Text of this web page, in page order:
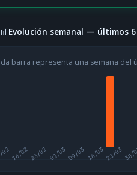
📊Evolución semanal — últimos 6
barra representa una semana del
16/0223/02 02/03 09/03 16/03 23/03 30/